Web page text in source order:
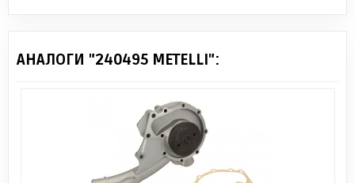
АНАЛОГИ "240495 METELLI":